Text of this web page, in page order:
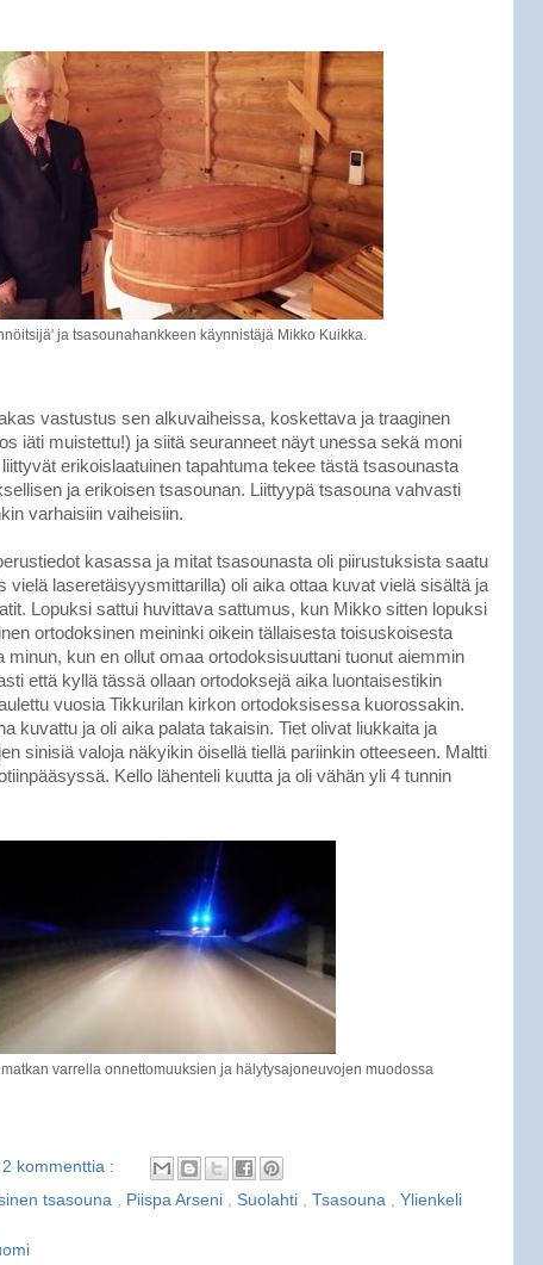
ja tsasounahankkeen käynnistäjä Mikko Kuikka.
vastustus sen alkuvaiheissa, koskettava ja traaginen
iäti muistettu!) ja siitä seuranneet näyt unessa sekä moni
erikoislaatuinen tapahtuma tekee tästä tsasounasta
ja erikoisen tsasounan. Liittyypä tsasouna vahvasti
varhaisiin vaiheisiin.
kasassa ja mitat tsasounasta oli piirustuksista saatu
vielä laseretäisyysmittarilla) oli aika ottaa kuvat vielä sisältä ja
Lopuksi sattui huvittava sattumus, kun Mikko sitten lopuksi
ortodoksinen meininki oikein tällaisesta toisuskoisesta
minun, kun en ollut omaa ortodoksisuuttani tuonut aiemmin
että kyllä tässä ollaan ortodoksejä aika luontaisestikin
vuosia Tikkurilan kirkon ortodoksisessa kuorossakin.
kuvattu ja oli aika palata takaisin. Tiet olivat liukkaita ja
sinisiä valoja näkyikin öisellä tiellä pariinkin otteeseen. Maltti
Kello lähenteli kuutta ja oli vähän yli 4 tunnin
varrella onnettomuuksien ja hälytysajoneuvojen muodossa
2 kommenttia :
tsasouna Piispa Arseni Suolahti Tsasouna
Ylienkeli